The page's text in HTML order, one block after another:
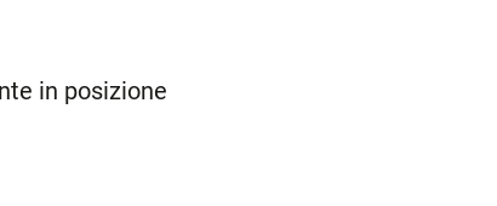
in posizione